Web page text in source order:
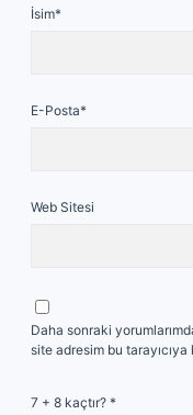
İsim*
E-Posta*
Web Sitesi
Daha sonraki
site adresim bu
7 + 8 kaçtır? *